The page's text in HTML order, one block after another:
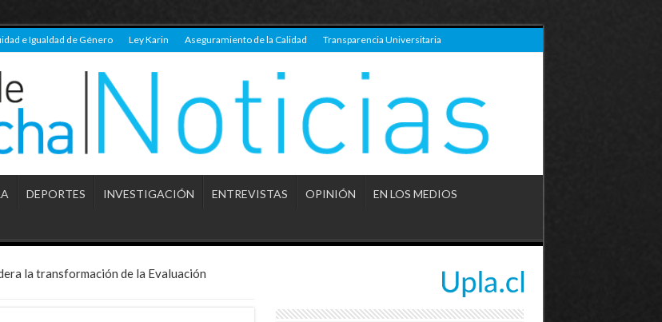
e Igualdad de Género Ley Karin Aseguramiento de la Calidad Transparencia Universitaria
DEPORTES INVESTIGACIÓN ENTREVISTAS OPINIÓN EN LOS MEDIOS
la transformación de la Evaluación